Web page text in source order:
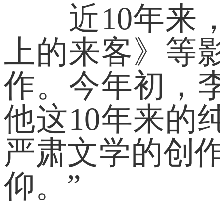
近10年来，
上的来客》等
作。今年初，
他这10年来的
严肃文学的创
仰。”